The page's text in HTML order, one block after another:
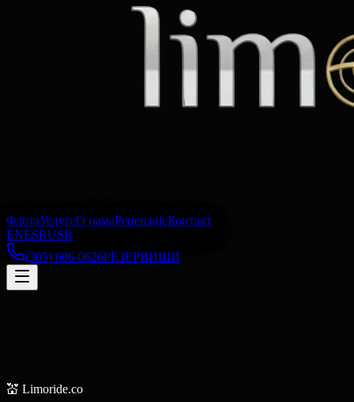
ФлотаУслугеО намаРецензијеКонтакт
ENESRUSR
(305) 606-0626РЕЗЕРВИШИ
💒 Limoride.co